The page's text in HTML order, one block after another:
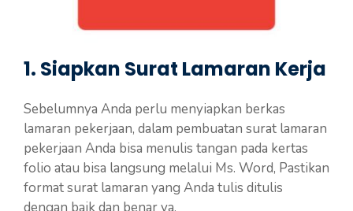
1. Siapkan Surat Lamaran Kerja
Sebelumnya Anda perlu menyiapkan berkas
lamaran pekerjaan, dalam pembuatan surat lamaran
pekerjaan Anda bisa menulis tangan pada kertas
folio atau bisa langsung melalui Ms. Word, Pastikan
format surat lamaran yang Anda tulis ditulis
dengan baik dan benar ya.